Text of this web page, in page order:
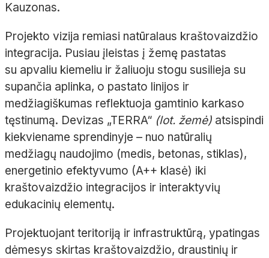
Kauzonas.
Projekto vizija remiasi natūralaus kraštovaizdžio
integracija. Pusiau įleistas į žemę pastatas
su apvaliu kiemeliu ir žaliuoju stogu susilieja su
supančia aplinka, o pastato linijos ir
medžiagiškumas reflektuoja gamtinio karkaso
tęstinumą. Devizas „TERRA“ (lot. žemė) atsispindi
kiekviename sprendinyje – nuo natūralių
medžiagų naudojimo (medis, betonas, stiklas),
energetinio efektyvumo (A++ klasė) iki
kraštovaizdžio integracijos ir interaktyvių
edukacinių elementų.
Projektuojant teritoriją ir infrastruktūrą, ypatingas
dėmesys skirtas kraštovaizdžio, draustinių ir